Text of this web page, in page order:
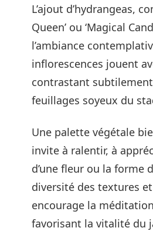
L’ajout d’hydrangeas,
Queen’ ou ‘Magical
l’ambiance
inflorescences jouent
contrastant
feuillages soyeux du
Une palette végétale
invite à ralentir, à
d’une fleur ou la forme
diversité des textures
encourage la
favorisant la vitalité du